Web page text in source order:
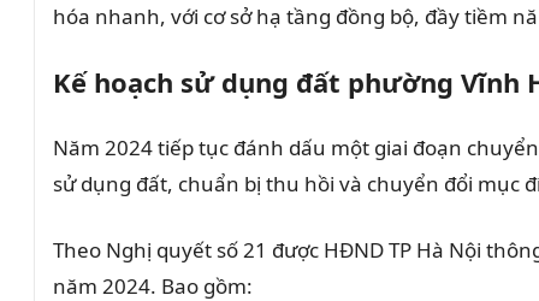
hóa nhanh, với cơ sở hạ tầng đồng bộ, đầy tiềm
Kế hoạch sử dụng đất phường Vĩnh
Năm 2024 tiếp tục đánh dấu một giai đoạn
sử dụng đất, chuẩn bị thu hồi và chuyển đổi mục
Theo Nghị quyết số 21 được HĐND TP Hà Nội
năm 2024. Bao gồm: